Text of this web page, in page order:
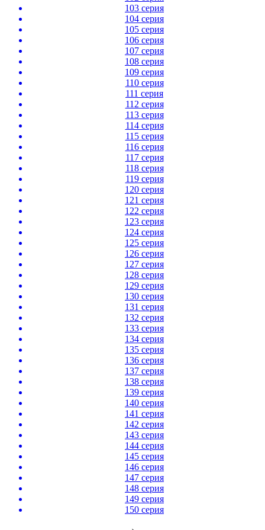
103 серия
104 серия
105 серия
106 серия
107 серия
108 серия
109 серия
110 серия
111 серия
112 серия
113 серия
114 серия
115 серия
116 серия
117 серия
118 серия
119 серия
120 серия
121 серия
122 серия
123 серия
124 серия
125 серия
126 серия
127 серия
128 серия
129 серия
130 серия
131 серия
132 серия
133 серия
134 серия
135 серия
136 серия
137 серия
138 серия
139 серия
140 серия
141 серия
142 серия
143 серия
144 серия
145 серия
146 серия
147 серия
148 серия
149 серия
150 серия